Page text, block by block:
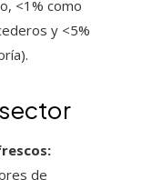
<1% como
y <5%
de